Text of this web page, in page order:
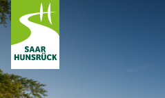
Zum Hauptinhalt springen